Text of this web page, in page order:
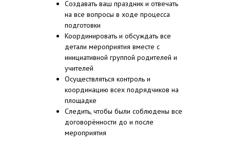
Создавать ваш праздник и отвечать
на все вопросы в ходе процесса
подготовки
Координировать и обсуждать все
детали мероприятия вместе с
инициативной группой родителей и
учителей
Осуществляться контроль и
координацию всех подрядчиков на
площадке
Следить, чтобы были соблюдены все
договорённости до и после
мероприятия